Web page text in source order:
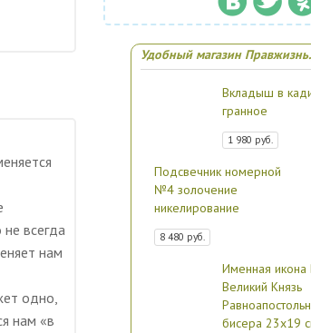
всегда
нам
одно,
нам «в
Удобный магазин
Вкладыш в
гранное
1 980 руб.
Подсвечник номерной
№4 золочение
никелирование
8 480 руб.
Именная
Великий Князь
бисера 23х19